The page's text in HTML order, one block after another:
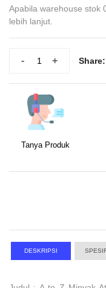
Apabila warehouse stok
lebih lanjut.
+
- Share:
Tanya Produk
DESKRIPSI